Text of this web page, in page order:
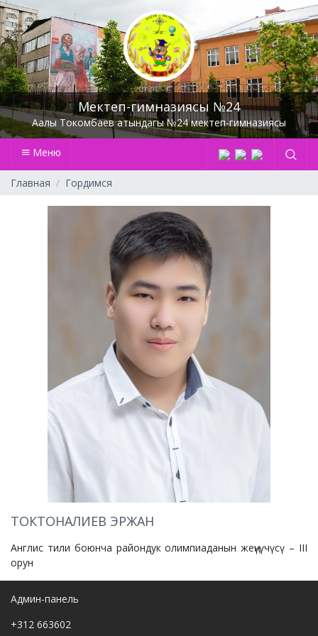
Мектеп-гимназиясы №24
Аалы Токомбаев атындагы №24 мектеп-гимназиясы
Меню
Главная Гордимся
ТОКТОНАЛИЕВ ЭРЖАН
Англис тили боюнча райондук олимпиаданын жеңүүчүсү – III
орун
Админ-панель
+312 663602